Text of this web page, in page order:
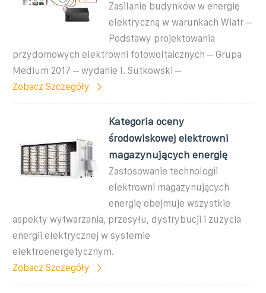
Zasilanie budynków w energię
elektryczną w warunkach Wiatr –
Podstawy projektowania
przydomowych elektrowni fotowoltaicznych – Grupa
Medium 2017 – wydanie I. Sutkowski –
Zobacz Szczegóły
Kategoria oceny
środowiskowej elektrowni
magazynujących energię
Zastosowanie technologii
elektrowni magazynujących
energię obejmuje wszystkie
aspekty wytwarzania, przesyłu, dystrybucji i zużycia
energii elektrycznej w systemie
elektroenergetycznym.
Zobacz Szczegóły